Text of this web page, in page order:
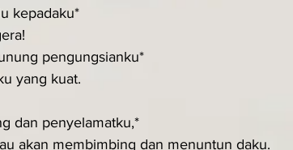
kepadaku*
pengungsianku*
yang kuat.
dan penyelamatku,*
akan membimbing dan menuntun daku.